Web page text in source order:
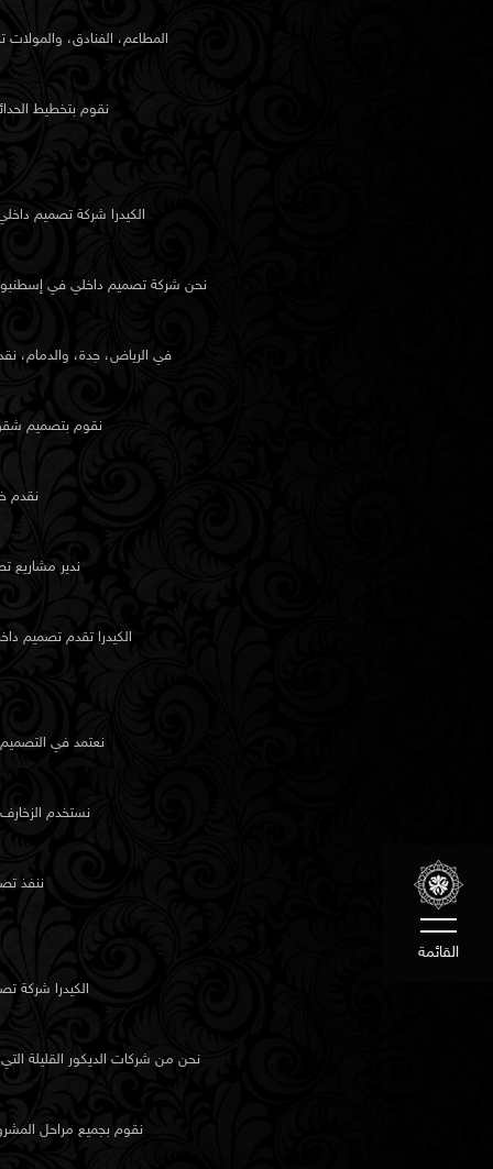
القائمة
كل مصدر ضوء له غرض — سواء للراحة أو لإبراز نقطة
بطريقة تسمح بدخول الضوء الطبيعي واستخدام الإضاءة
بدلاً من استخدام الكتالوجات الجاهزة. تُستخدم العناصر
خدمات تجديد شاملة. تشمل التغييرات التعديلات الهيكلية
سواء كنت تخطط لمنزل، أو مشروع تجاري، أو عقار
بالحوار. تلتقي الكيدرا بالعملاء في استوديو التصميم الخاص
ومناطق مشتركة تعكس هوية المشروع دون تكرار النماذج
الكيدرا ليست مجرد شركة تصميم معماري. إنها واحدة من
الداخلي خبرة في المنامة، وتعمل برؤية واضحة واحترام
يثق بنا العملاء في البحرين كشركة تصميم داخلي واستوديو
تنفيذ المشاريع الصغيرة والكبيرة بدقة. نتابع كل مرحلة
المطاعم، الفنادق،
نقوم بتخطيط
الكيدرا شركة تصميم
نحن شركة تصميم داخلي في إسطنبول
في الرياض، جدة، والدمام،
نقوم بتصميم
نقدم
ندير مشاريع
الكيدرا تقدم تصميم
نعتمد في
نستخدم
ننفذ
الكيدرا شركة
نحن من شركات الديكور القليلة
نقوم بجميع مراحل